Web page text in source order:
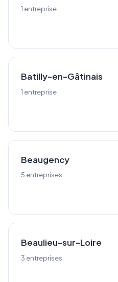
1 entreprise
Batilly-en-Gâtinais
1 entreprise
Beaugency
5 entreprises
Beaulieu-sur-Loire
3 entreprises